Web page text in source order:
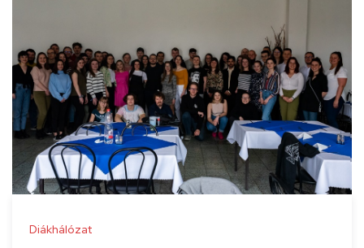
Diákhálózat